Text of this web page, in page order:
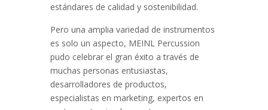
estándares de calidad y sostenibilidad.
Pero una amplia variedad de instrumentos
es solo un aspecto, MEINL Percussion
pudo celebrar el gran éxito a través de
muchas personas entusiastas,
desarrolladores de productos,
especialistas en marketing, expertos en